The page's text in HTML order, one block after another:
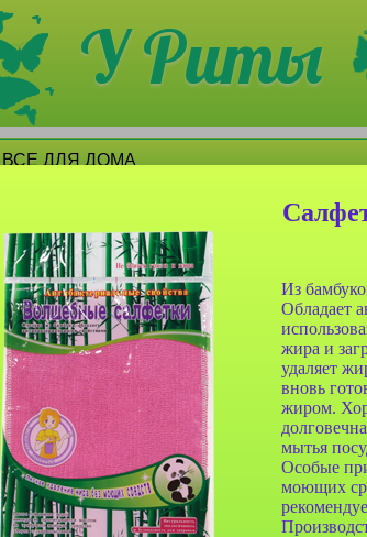
Из
Обладает
жира и
удаляет
вновь
жиром.
мытья
Особые
моющих
У Риты
ВСЕ ДЛЯ ДОМА
Зубная щетка Farres
Sakura №YS0048-24
мягкая щетина
Зубная щетка Farres
№YS0001 MR Oral
Nylon Fiber